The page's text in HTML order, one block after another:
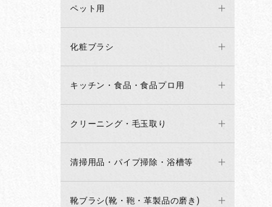
ペット用
化粧ブラシ
キッチン・食品・食品プロ用
クリーニング・毛玉取り
清掃用品・パイプ掃除・浴槽等
靴ブラシ(靴・鞄・革製品の磨き)